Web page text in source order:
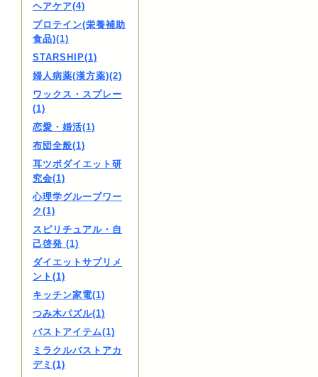
ヘアケア(4)
プロテイン(栄養補助
食品)(1)
STARSHIP(1)
婦人病薬(漢方薬)(2)
ワックス・スプレー
(1)
恋愛・婚活(1)
布団全般(1)
耳ツボダイエット研
究会(1)
心理学グループワー
ク(1)
スピリチュアル・自
己啓発 (1)
ダイエットサプリメ
ント(1)
キッチン家電(1)
つみ木パズル(1)
バストアイテム(1)
ミラクルバストアカ
デミ(1)